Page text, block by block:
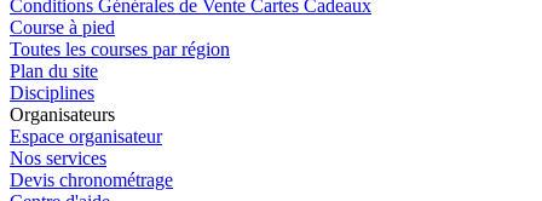
Conditions Générales de Vente Cartes Cadeaux
Course à pied
Toutes les courses par région
Plan du site
Disciplines
Organisateurs
Espace organisateur
Nos services
Devis chronométrage